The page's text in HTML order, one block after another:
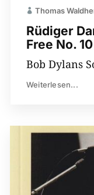
Rüdiger
Free No. 10
Thomas
Bob Dylans
Weiterlesen...